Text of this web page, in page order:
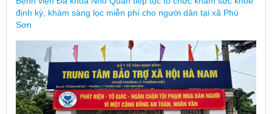
định kỳ, khám sàng lọc miễn phí cho người dân tại xã Phú
Sơn